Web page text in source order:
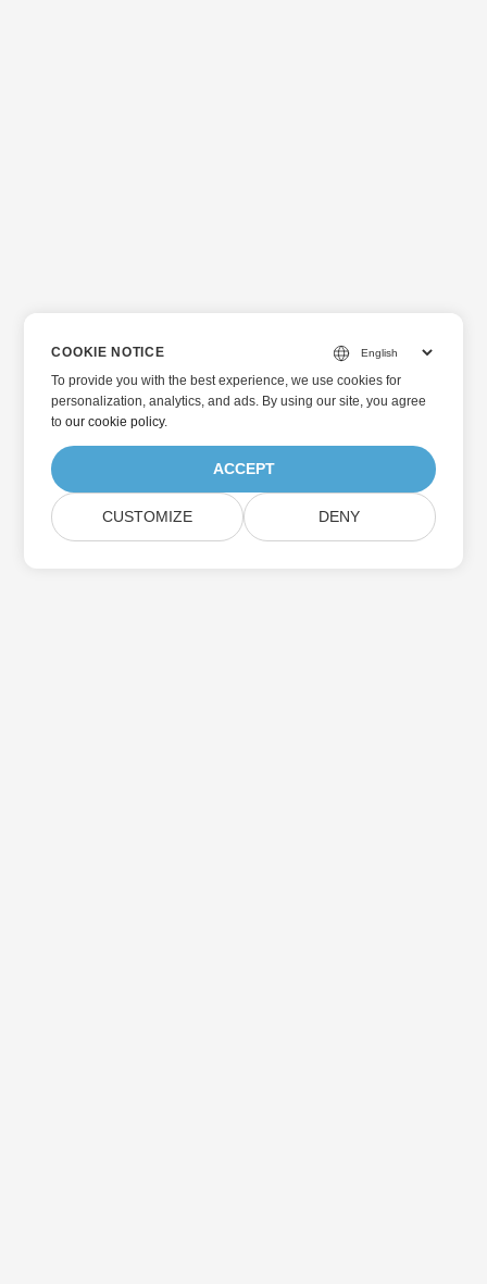
COOKIE NOTICE
To provide you with the best experience, we use cookies for
personalization, analytics, and ads. By using our site, you agree
toour cookie policy.
ACCEPT
CUSTOMIZE DENY